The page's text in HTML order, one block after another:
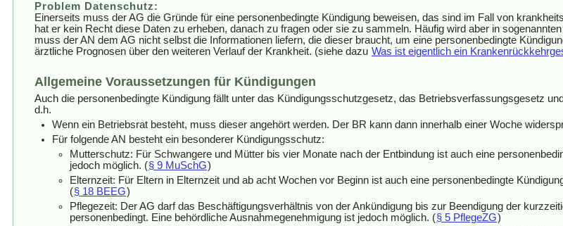
Problem Datenschutz:
Einerseits muss der AG die Gründe für eine personenbedingte Kündigung beweisen, das sind im Fall von
hat er kein Recht diese Daten zu erheben, danach zu fragen oder sie zu sammeln. Häufig wird aber in
muss der AN dem AG nicht selbst die Informationen liefern, die dieser braucht, um eine personenbedingte
ärztliche Prognosen über den weiteren Verlauf der Krankheit. (siehe dazu Was ist eigentlich ein
Allgemeine Voraussetzungen für Kündigungen
Auch die personenbedingte Kündigung fällt unter das Kündigungsschutzgesetz, das Betriebsverfassungsgesetz
d.h.
Wenn ein Betriebsrat besteht, muss dieser angehört werden. Der BR kann dann innerhalb einer Woche
Für folgende AN besteht ein besonderer Kündigungsschutz:
Mutterschutz: Für Schwangere und Mütter bis vier Monate nach der Entbindung ist auch eine
jedoch möglich. (§ 9 MuSchG)
Elternzeit: Für Eltern in Elternzeit und ab acht Wochen vor Beginn ist auch eine personenbedingte
(§ 18 BEEG)
Pflegezeit: Der AG darf das Beschäftigungsverhältnis von der Ankündigung bis zur Beendigung der
personenbedingt. Eine behördliche Ausnahmegenehmigung ist jedoch möglich. (§ 5 PflegeZG)